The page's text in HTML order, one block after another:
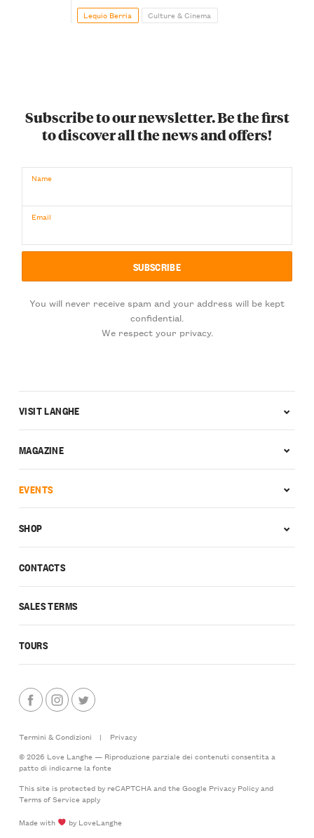
Lequio Berria Culture & Cinema
Subscribe to our newsletter. Be the first
to discover all the news and offers!
Name
Email
You will never receive spam and your address will be kept
confidential.
We respect your privacy.
CONTACTS
SALES TERMS
TOURS
VISIT LANGHE
MAGAZINE
EVENTS
SHOP
Termini & Condizioni |
Privacy
© 2026 Love Langhe — Riproduzione parziale dei contenuti consentita a
patto di indicarne la fonte
This site is protected by reCAPTCHA and the Google Privacy Policyand
Terms of Serviceapply
Made with
by LoveLanghe